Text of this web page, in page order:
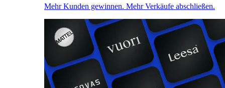
Mehr Kunden gewinnen. Mehr Verkäufe abschließen.